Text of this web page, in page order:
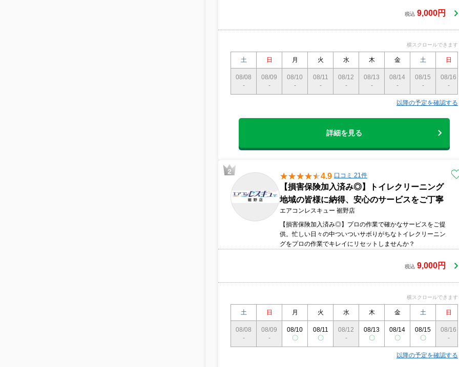
ご予約もご相談ください。日・祝等も柔軟に対応致します。
日・当日はご連絡いたします。
税込 9,000円
横スクロールできます
土 日 月 火 水 木 金 土 日
08/08
-
08/09
-
08/10
-
08/11
-
08/12
-
08/13
-
08/14
-
08/15
-
08/16
-
以降の予定を確認する
詳細を見る
4.9 口コミ 21件
【損害保険加入済み◎】トイレクリーニング
地域の皆様に納得、安心のサービスをご丁寧
エアコンレスキュー 裾野店
【損害保険加入済み◎】プロの作業で確かなサービスをご提
供。忙しい日々の中ついついサボりがちなトイレクリーニン
グをプロの作業でキレイにリセットしませんか？
税込 9,000円
横スクロールできます
土 日 月 火 水 木 金 土 日
08/08
-
08/09
-
08/10
〇
08/11
〇
08/12
-
08/13
〇
08/14
〇
08/15
〇
08/16
-
以降の予定を確認する